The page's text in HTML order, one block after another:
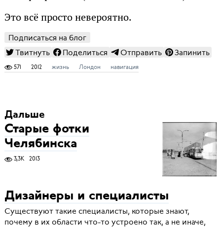
Это всё просто невероятно.
Подписаться на блог
Твитнуть
Поделиться Отправить Запинить
571 2012 жизнь Лондон навигация
Дальше
Старые фотки
Челябинска
3,3K 2013
Дизайнеры и специалисты
Существуют такие специалисты, которые знают,
почему в их области что-то устроено так, а не иначе,